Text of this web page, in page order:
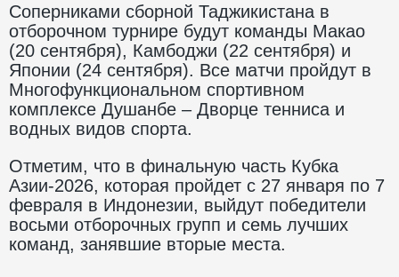
Соперниками сборной Таджикистана в
отборочном турнире будут команды Макао
(20 сентября), Камбоджи (22 сентября) и
Японии (24 сентября). Все матчи пройдут в
Многофункциональном спортивном
комплексе Душанбе – Дворце тенниса и
водных видов спорта.
Отметим, что в финальную часть Кубка
Азии-2026, которая пройдет с 27 января по 7
февраля в Индонезии, выйдут победители
восьми отборочных групп и семь лучших
команд, занявшие вторые места.